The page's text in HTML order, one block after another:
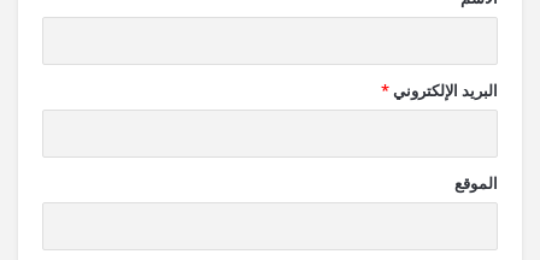
البريد الإلكتروني*
الموقع